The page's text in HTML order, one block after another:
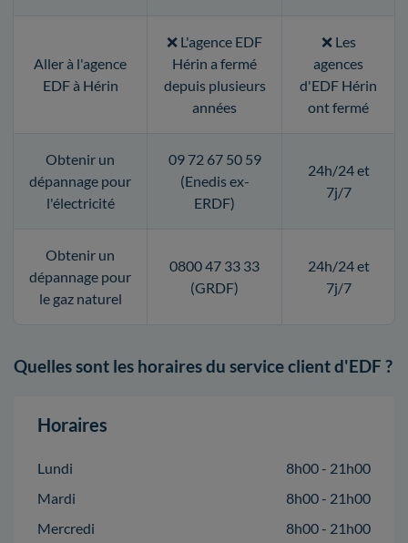
Aller à l'agence
EDF à Hérin
❌ L'agence EDF
Hérin a fermé
depuis plusieurs
années
❌ Les
agences
d'EDF Hérin
ont fermé
Obtenir un
dépannage pour
l'électricité
09 72 67 50 59
(Enedis ex-
ERDF)
24h/24 et
7j/7
Obtenir un
dépannage pour
le gaz naturel
0800 47 33 33
(GRDF)
24h/24 et
7j/7
Quelles sont les horaires du service client d'EDF ?
Horaires
Lundi
8h00 - 21h00
Mardi
8h00 - 21h00
Mercredi
8h00 - 21h00